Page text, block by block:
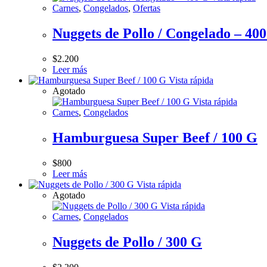
Carnes, Congelados, Ofertas
Nuggets de Pollo / Congelado –
$2.200
Leer más
Vista rápida
Agotado
Vista rápida
Carnes, Congelados
Hamburguesa Super Beef / 100 G
$800
Leer más
Vista rápida
Agotado
Vista rápida
Carnes, Congelados
Nuggets de Pollo / 300 G